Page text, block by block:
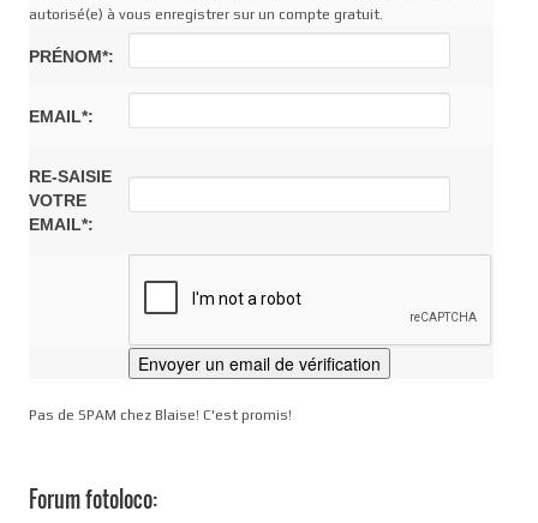
autorisé(e) à vous enregistrer sur un compte gratuit.
PRÉNOM*:
EMAIL*:
RE-SAISIE
VOTRE
EMAIL*:
Pas de SPAM chez Blaise! C'est promis!
Forum fotoloco: